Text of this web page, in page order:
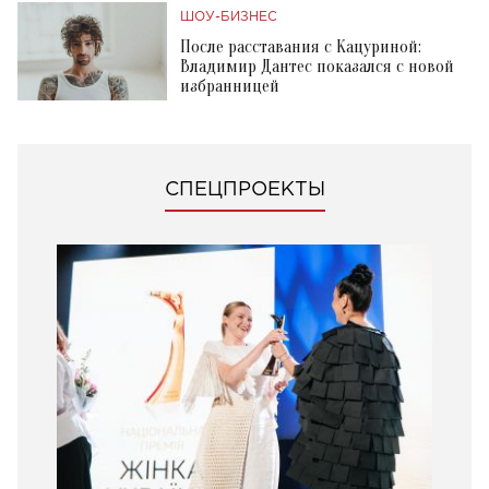
ШОУ-БИЗНЕС
После расставания с Кацуриной:
Владимир Дантес показался с новой
избранницей
СПЕЦПРОЕКТЫ